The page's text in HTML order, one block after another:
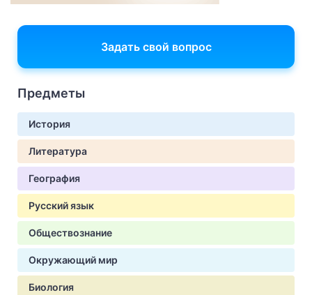
Задать свой вопрос
Предметы
История
Литература
География
Русский язык
Обществознание
Окружающий мир
Биология